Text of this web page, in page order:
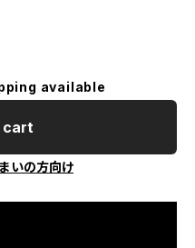
available
cart
いの方向け